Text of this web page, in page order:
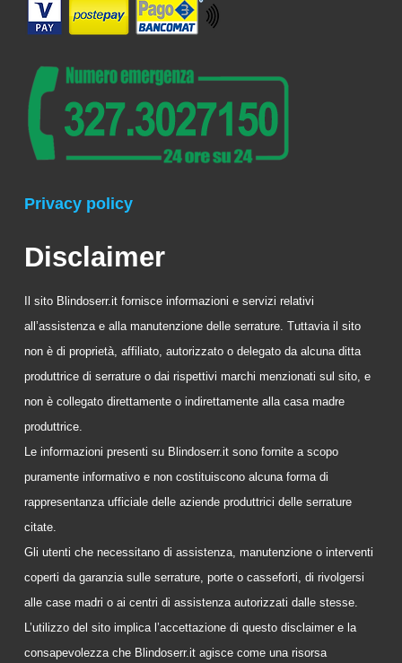
Privacy policy
Disclaimer
Il sito Blindoserr.it fornisce informazioni e servizi relativi
all’assistenza e alla manutenzione delle serrature. Tuttavia il sito
non è di proprietà, affiliato, autorizzato o delegato da alcuna ditta
produttrice di serrature o dai rispettivi marchi menzionati sul sito, e
non è collegato direttamente o indirettamente alla casa madre
produttrice.
Le informazioni presenti su Blindoserr.it sono fornite a scopo
puramente informativo e non costituiscono alcuna forma di
rappresentanza ufficiale delle aziende produttrici delle serrature
citate.
Gli utenti che necessitano di assistenza, manutenzione o interventi
coperti da garanzia sulle serrature, porte o casseforti, di rivolgersi
alle case madri o ai centri di assistenza autorizzati dalle stesse.
L’utilizzo del sito implica l’accettazione di questo disclaimer e la
consapevolezza che Blindoserr.it agisce come una risorsa